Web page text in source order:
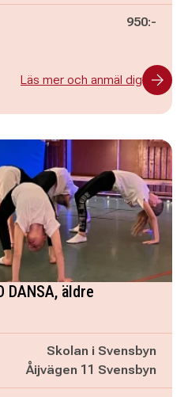
950:-
Läs mer och anmäl dig
DANSA, äldre
Skolan i Svensbyn
Åijvägen 11 Svensbyn